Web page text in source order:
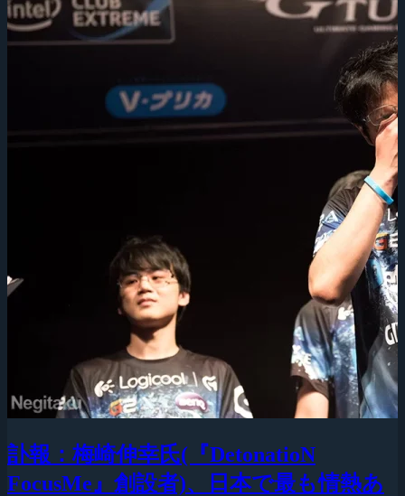
訃報：梅崎伸幸氏(『DetonatioN
FocusMe』創設者)、日本で最も情熱あ